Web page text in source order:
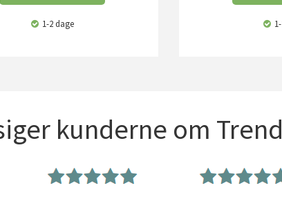
1-2 dage
kunderne om